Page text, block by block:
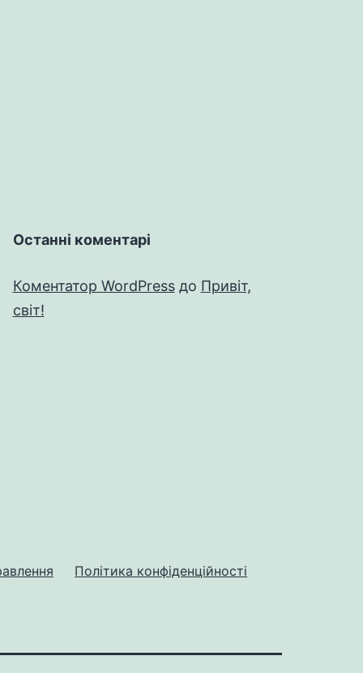
Останні коментарі
Коментатор WordPressдо Привіт,
світ!
Політика конфіденційності